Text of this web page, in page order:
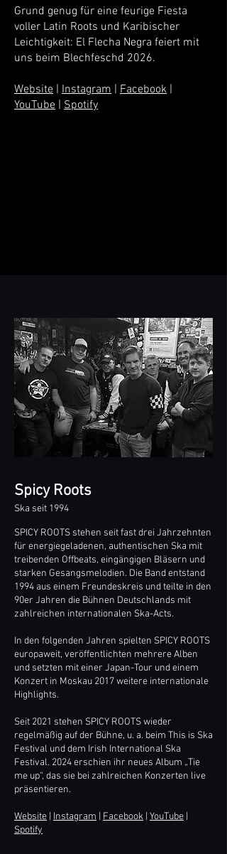
Grund genug für eine feurige Fiesta
voller Latin Roots und Karibischer
Leichtigkeit: El Flecha Negra feiert mit
uns beim Blechfeschd 2026.
Website | Instagram | Facebook |
YouTube | Spotify
Spicy Roots
Ska seit 1994
SPICY ROOTS stehen seit fast drei Jahrzehnten
für energiegeladenen, authentischen Ska mit
treibenden Offbeats, eingängigen Bläsern und
starken Gesangsmelodien. Die Band entstand
1994 aus einem Freundeskreis und teilte in den
90er Jahren die Bühnen Deutschlands mit
zahlreichen internationalen Ska-Acts.
In den folgenden Jahren spielten SPICY ROOTS
europaweit, veröffentlichten mehrere Alben
und setzten mit einer Japan-Tour und einem
Konzert in Moskau 2017 weitere internationale
Highlights.
Seit 2021 stehen SPICY ROOTS wieder
regelmäßig auf der Bühne, u. a. beim This is Ska
Festival und dem Irish International Ska
Festival. 2024 erschien ihr neues Album „Tie
me up“, das sie bei zahlreichen Konzerten live
präsentieren.
Website Instagram Facebook YouTube
Spotify